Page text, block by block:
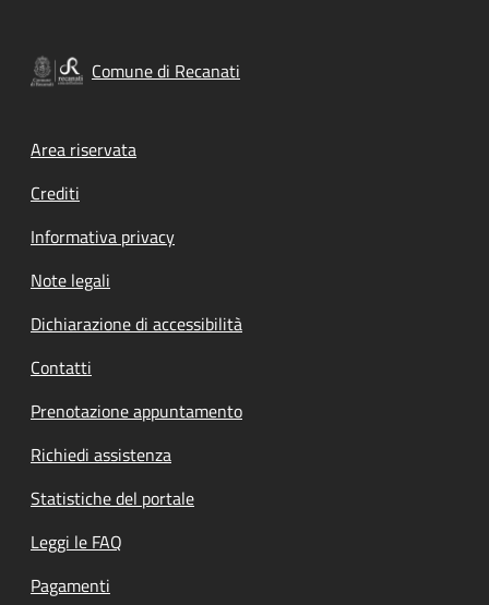
Comune di Recanati
Footer menu
Area riservata
Crediti
Informativa privacy
Note legali
Dichiarazione di accessibilità
Contatti
Prenotazione appuntamento
Richiedi assistenza
Statistiche del portale
Leggi le FAQ
Pagamenti